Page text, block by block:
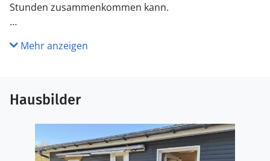
Stunden zusammenkommen kann.
Die Küche ist mit Kühlschrank ausgestattet. Außerdem
WC und Bad
Es gibt 1 Badezimmer mit Duschnische und 1 Toilette.
Draußen
Mehr anzeigen
Hausbilder